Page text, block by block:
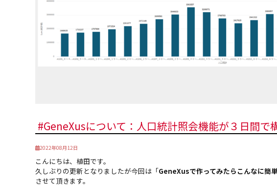
#GeneXusについて：人口統計照会機能が３日間で
2022年08月12日
こんにちは、植田です。
久しぶりの更新となりましたが今回は「GeneXusで作ってみたらこんなに簡
させて頂きます。